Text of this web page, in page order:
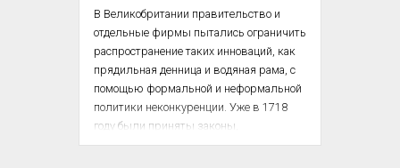
В Великобритании правительство и
отдельные фирмы пытались ограничить
распространение таких инноваций, как
прядильная денница и водяная рама, с
помощью формальной и неформальной
политики неконкуренции. Уже в 1718
году были приняты законы,
ограничивающие отток ремесленников